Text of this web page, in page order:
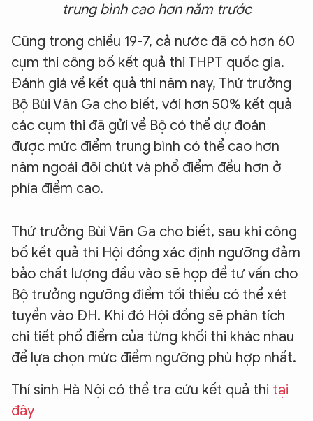
trung bình cao hơn năm trước
Cũng trong chiều 19-7, cả nước đã có hơn 60
cụm thi công bố kết quả thi THPT quốc gia.
Đánh giá về kết quả thi năm nay, Thứ trưởng
Bộ Bùi Văn Ga cho biết, với hơn 50% kết quả
các cụm thi đã gửi về Bộ có thể dự đoán
được mức điểm trung bình có thể cao hơn
năm ngoái đôi chút và phổ điểm đều hơn ở
phía điểm cao.
Thứ trưởng Bùi Văn Ga cho biết, sau khi công
bố kết quả thi Hội đồng xác định ngưỡng đảm
bảo chất lượng đầu vào sẽ họp để tư vấn cho
Bộ trưởng ngưỡng điểm tối thiểu có thể xét
tuyển vào ĐH. Khi đó Hội đồng sẽ phân tích
chi tiết phổ điểm của từng khối thi khác nhau
để lựa chọn mức điểm ngưỡng phù hợp nhất.
Thí sinh Hà Nội có thể tra cứu kết quả thi tại
đây